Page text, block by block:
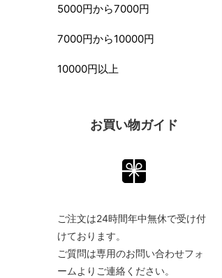
5000円から7000円
7000円から10000円
10000円以上
お買い物ガイド
ご注文は24時間年中無休で受け付
けております。
ご質問は専用のお問い合わせフォ
ームよりご連絡ください。